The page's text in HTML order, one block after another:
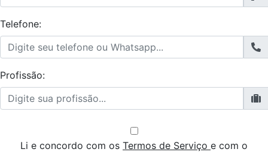
Telefone:
Profissão:
Li e concordo com os Termos de Serviço e com o